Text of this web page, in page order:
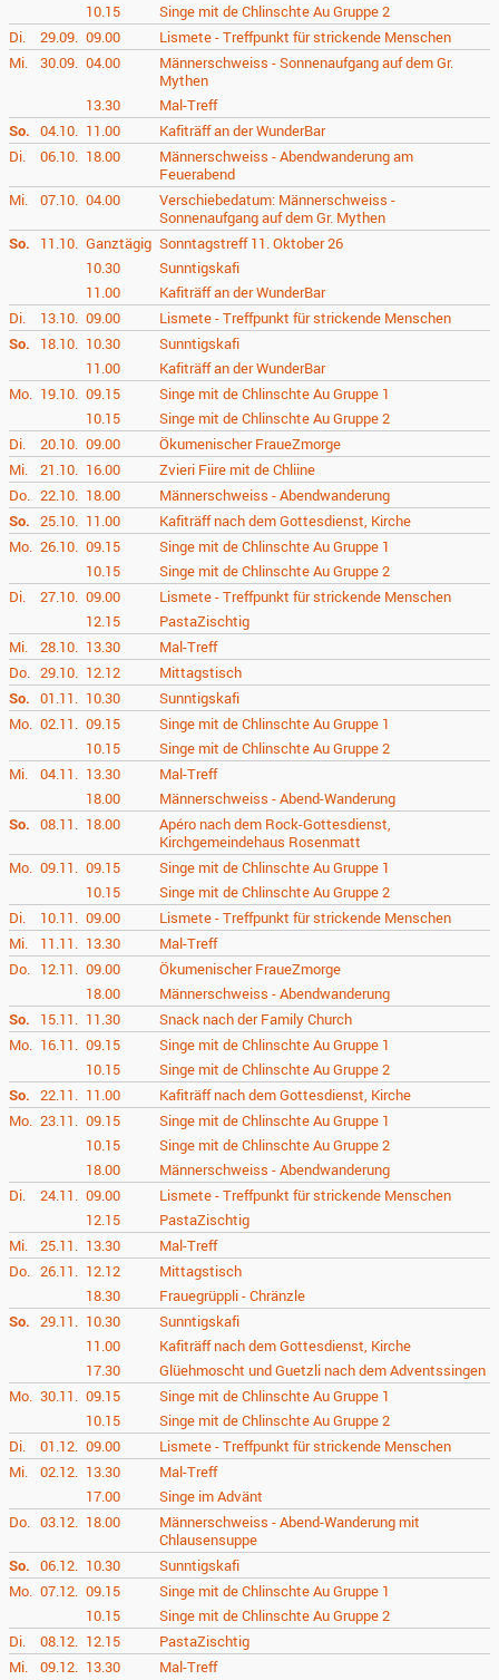
10.15
Singe mit de Chlinschte Au Gruppe 2
Di.
29.09. 09.00
Lismete - Treffpunkt für strickende Menschen
Mi.
30.09. 04.00
Männerschweiss - Sonnenaufgang auf dem Gr.
Mythen
13.30
Mal-Treff
So. 04.10. 11.00
Kafiträff an der WunderBar
Di.
06.10. 18.00
Männerschweiss - Abendwanderung am
Feuerabend
Mi.
07.10. 04.00
Verschiebedatum: Männerschweiss -
Sonnenaufgang auf dem Gr. Mythen
So.
11.10. Ganztägig Sonntagstreff 11. Oktober 26
10.30
Sunntigskafi
11.00
Kafiträff an der WunderBar
Di.
13.10. 09.00
Lismete - Treffpunkt für strickende Menschen
So.
18.10. 10.30
Sunntigskafi
11.00
Kafiträff an der WunderBar
Mo. 19.10. 09.15
Singe mit de Chlinschte Au Gruppe 1
10.15
Singe mit de Chlinschte Au Gruppe 2
Di.
20.10. 09.00
Ökumenischer FraueZmorge
Mi.
21.10. 16.00
Zvieri Fiire mit de Chliine
Do. 22.10. 18.00
Männerschweiss - Abendwanderung
So. 25.10. 11.00
Kafiträff nach dem Gottesdienst, Kirche
Mo. 26.10. 09.15
Singe mit de Chlinschte Au Gruppe 1
10.15
Singe mit de Chlinschte Au Gruppe 2
Di.
27.10. 09.00
Lismete - Treffpunkt für strickende Menschen
12.15
PastaZischtig
Mi.
28.10. 13.30
Mal-Treff
Do. 29.10. 12.12
Mittagstisch
So. 01.11. 10.30
Sunntigskafi
Mo. 02.11. 09.15
Singe mit de Chlinschte Au Gruppe 1
10.15
Singe mit de Chlinschte Au Gruppe 2
Mi.
04.11. 13.30
Mal-Treff
18.00
Männerschweiss - Abend-Wanderung
So. 08.11. 18.00
Apéro nach dem Rock-Gottesdienst,
Kirchgemeindehaus Rosenmatt
Mo. 09.11. 09.15
Singe mit de Chlinschte Au Gruppe 1
10.15
Singe mit de Chlinschte Au Gruppe 2
Di.
10.11. 09.00
Lismete - Treffpunkt für strickende Menschen
Mi.
11.11. 13.30
Mal-Treff
Do. 12.11. 09.00
Ökumenischer FraueZmorge
18.00
Männerschweiss - Abendwanderung
So.
15.11. 11.30
Snack nach der Family Church
Mo. 16.11. 09.15
Singe mit de Chlinschte Au Gruppe 1
10.15
Singe mit de Chlinschte Au Gruppe 2
So. 22.11. 11.00
Kafiträff nach dem Gottesdienst, Kirche
Mo. 23.11. 09.15
Singe mit de Chlinschte Au Gruppe 1
10.15
Singe mit de Chlinschte Au Gruppe 2
18.00
Männerschweiss - Abendwanderung
Di.
24.11. 09.00
Lismete - Treffpunkt für strickende Menschen
12.15
PastaZischtig
Mi.
25.11. 13.30
Mal-Treff
Do. 26.11. 12.12
Mittagstisch
18.30
Frauegrüppli - Chränzle
So. 29.11. 10.30
Sunntigskafi
11.00
Kafiträff nach dem Gottesdienst, Kirche
17.30
Glüehmoscht und Guetzli nach dem Adventssingen
Mo. 30.11. 09.15
Singe mit de Chlinschte Au Gruppe 1
10.15
Singe mit de Chlinschte Au Gruppe 2
Di.
01.12. 09.00
Lismete - Treffpunkt für strickende Menschen
Mi.
02.12. 13.30
Mal-Treff
17.00
Singe im Advänt
Do. 03.12. 18.00
Männerschweiss - Abend-Wanderung mit
Chlausensuppe
So. 06.12. 10.30
Sunntigskafi
Mo. 07.12. 09.15
Singe mit de Chlinschte Au Gruppe 1
10.15
Singe mit de Chlinschte Au Gruppe 2
Di.
08.12. 12.15
PastaZischtig
Mi.
09.12. 13.30 Mal-Treff